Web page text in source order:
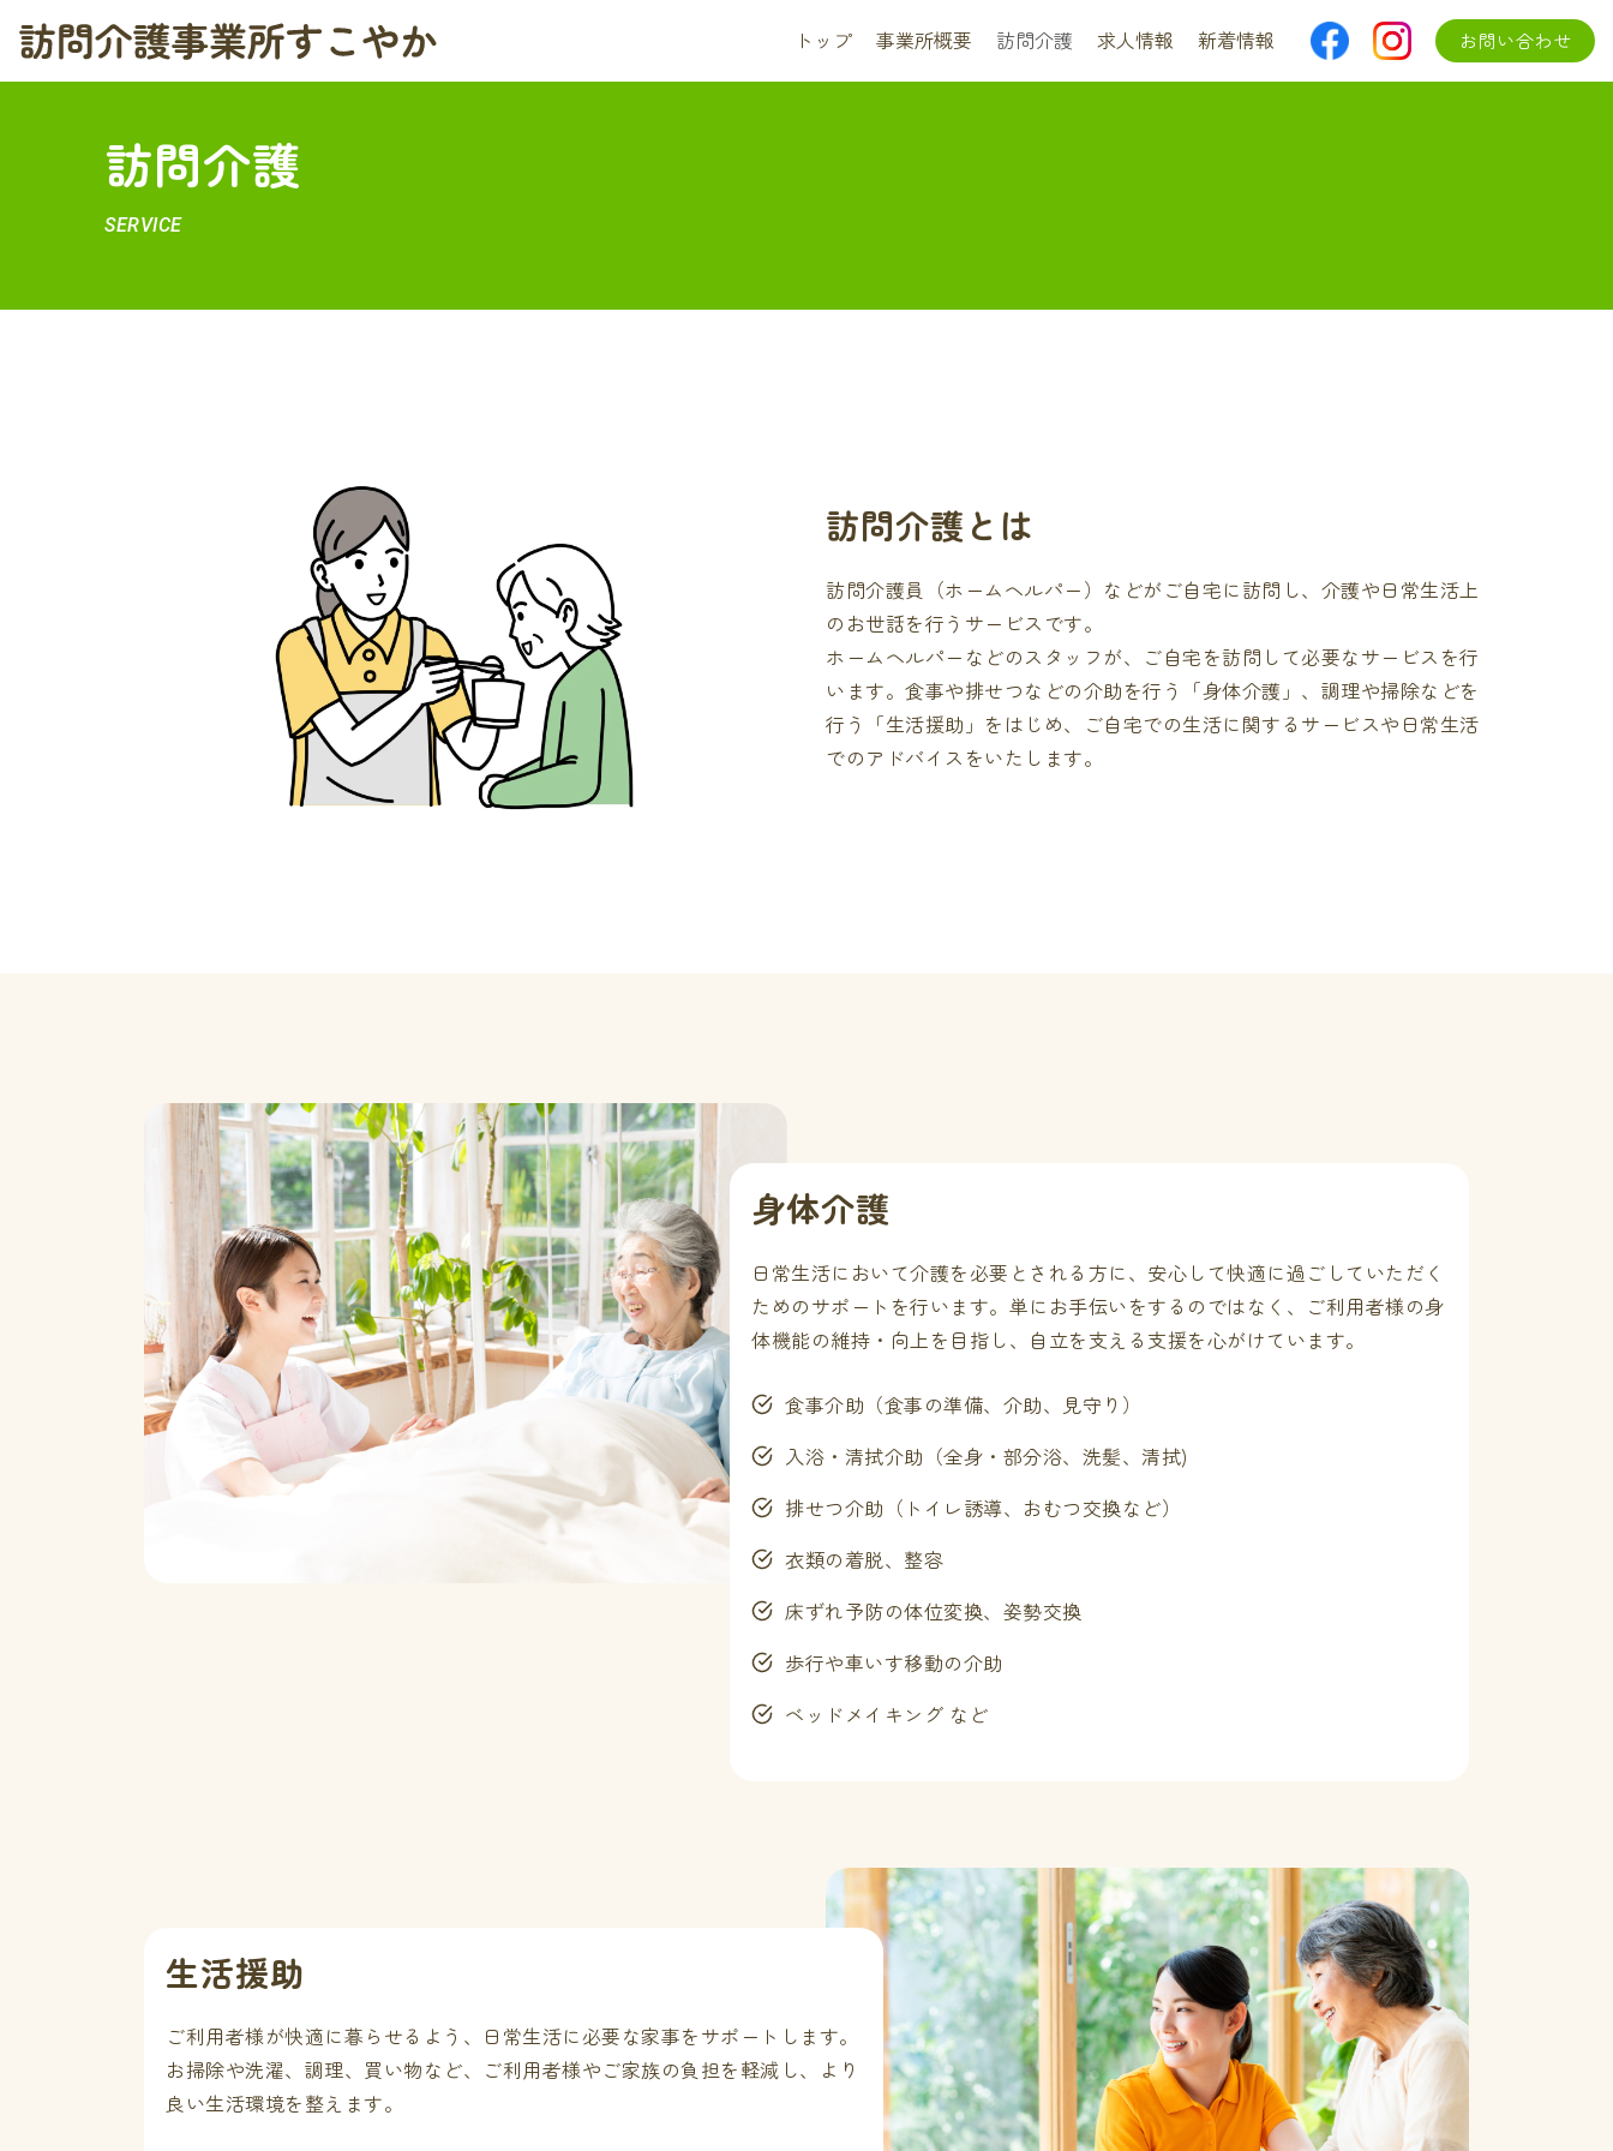
コ
キ
トップ 事業所概要 訪問介護 求人情報 新着情報 お問い合わせ
訪問介護
SERVICE
訪問介護とは
訪問介護員（ホームヘルパー）などがご自宅に訪問し、介護や日常生活上
のお世話を行うサービスです。
ホームヘルパーなどのスタッフが、ご自宅を訪問して必要なサービスを行
います。食事や排せつなどの介助を行う「身体介護」、調理や掃除などを
行う「生活援助」をはじめ、ご自宅での生活に関するサービスや日常生活
でのアドバイスをいたします。
身体介護
日常生活において介護を必要とされる方に、安心して快適に過ごしていただく
ためのサポートを行います。単にお手伝いをするのではなく、ご利用者様の身
体機能の維持・向上を目指し、自立を支える支援を心がけています。
食事介助（食事の準備、介助、見守り）
入浴・清拭介助（全身・部分浴、洗髪、清拭)
排せつ介助（トイレ誘導、おむつ交換など）
衣類の着脱、整容
床ずれ予防の体位変換、姿勢交換
歩行や車いす移動の介助
ベッドメイキング など
生活援助
ご利用者様が快適に暮らせるよう、日常生活に必要な家事をサポートします。
お掃除や洗濯、調理、買い物など、ご利用者様やご家族の負担を軽減し、より
良い生活環境を整えます。